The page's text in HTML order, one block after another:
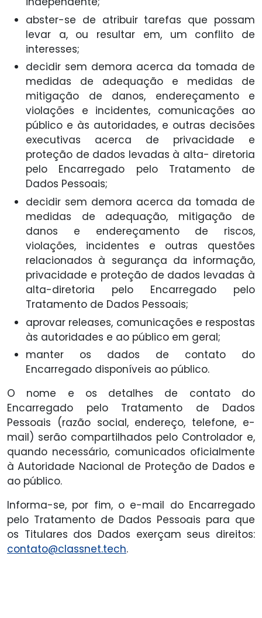
abster-se de atribuir tarefas que possam
levar a, ou resultar em, um conflito de
interesses;
decidir sem demora acerca da tomada de
medidas de adequação e medidas de
mitigação de danos, endereçamento e
violações e incidentes, comunicações ao
público e às autoridades, e outras decisões
executivas acerca de privacidade e
proteção de dados levadas à alta- diretoria
pelo Encarregado pelo Tratamento de
Dados Pessoais;
decidir sem demora acerca da tomada de
medidas de adequação, mitigação de
danos e endereçamento de riscos,
violações, incidentes e outras questões
relacionados à segurança da informação,
privacidade e proteção de dados levadas à
alta-diretoria pelo Encarregado pelo
Tratamento de Dados Pessoais;
aprovar releases, comunicações e respostas
às autoridades e ao público em geral;
manter os dados de contato do
Encarregado disponíveis ao público.
O nome e os detalhes de contato do
Encarregado pelo Tratamento de Dados
Pessoais (razão social, endereço, telefone, e-
mail) serão compartilhados pelo Controlador e,
quando necessário, comunicados oficialmente
à Autoridade Nacional de Proteção de Dados e
ao público.
Informa-se, por fim, o e-mail do Encarregado
pelo Tratamento de Dados Pessoais para que
os Titulares dos Dados exerçam seus direitos:
contato@classnet.tech.